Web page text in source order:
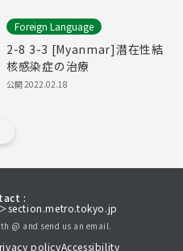
Foreign Language
2-8 3-3 [Myanmar]潜在性結
核感染症の治療
公開2022.02.18
:
section.metro.tokyo.jp
@ and send us an email.
policyAccessibility